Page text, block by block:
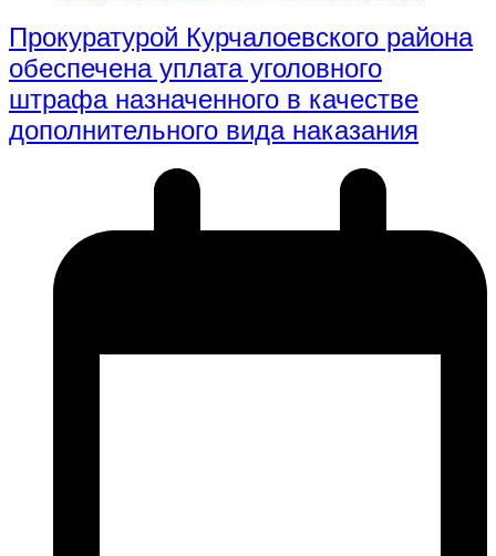
Прокуратурой Курчалоевского района
обеспечена уплата уголовного
штрафа назначенного в качестве
дополнительного вида наказания